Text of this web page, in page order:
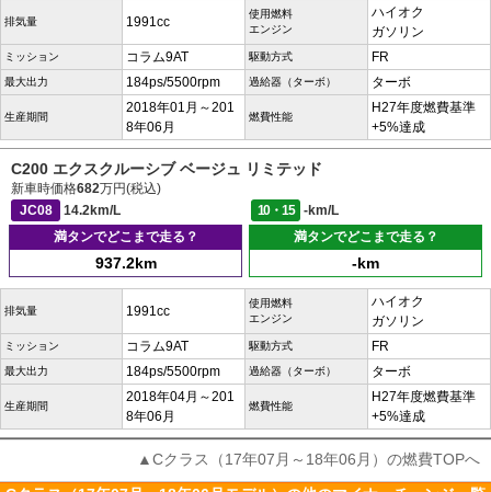
排気量 1991cc
使用燃料
エンジン
ハイオク
ガソリン
ミッション コラム9AT 駆動方式 FR
最大出力 184ps/5500rpm 過給器（ターボ） ターボ
生産期間
2018年01月～201
8年06月
燃費性能
H27年度燃費基準
+5%達成
C200 エクスクルーシブ ベージュ リミテッド
新車時価格682万円(税込)
JC08
14.2km/L 10・15
-km/L
満タンでどこまで走る？
937.2km
満タンでどこまで走る？
-km
排気量 1991cc
使用燃料
エンジン
ハイオク
ガソリン
ミッション コラム9AT 駆動方式 FR
最大出力 184ps/5500rpm 過給器（ターボ） ターボ
生産期間
2018年04月～201
8年06月
燃費性能
H27年度燃費基準
+5%達成
▲Cクラス（17年07月～18年06月）の燃費TOPへ